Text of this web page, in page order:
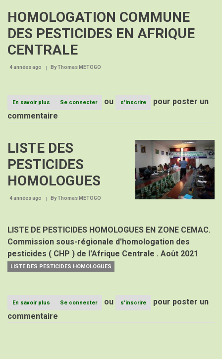
HOMOLOGATION COMMUNE
DES PESTICIDES EN AFRIQUE
CENTRALE
4 années ago ByThomas METOGO
En savoir plus
HOMOLOGATION
COMMUNE
EN
AFRIQUE
CENTRALE
Se connecter ou s'inscrire
pour poster un
commentaire
Image
LISTE DES
PESTICIDES
HOMOLOGUES
4 années ago ByThomas METOGO
LISTE DE PESTICIDES HOMOLOGUES EN ZONE CEMAC.
Commission sous-régionale d'homologation des
pesticides ( CHP ) de l'Afrique Centrale . Août 2021
LISTE DES PESTICIDES HOMOLOGUES
En savoir plus
LISTE
DES
Se connecter ou s'inscrire
pour poster un
commentaire